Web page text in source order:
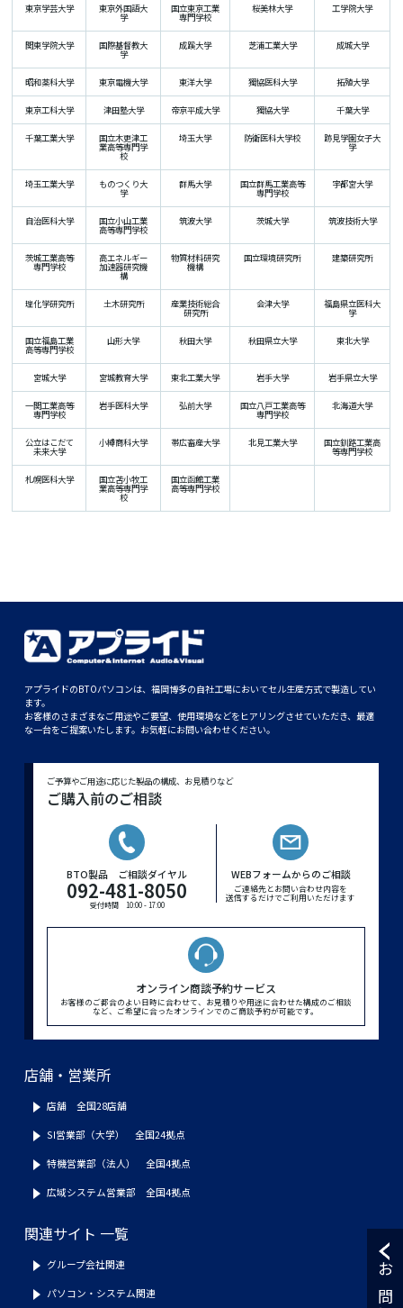
東京学芸大学 東京外国語大
学
国立東京工業
専門学校
桜美林大学 工学院大学
関東学院大学 国際基督教大
学
成蹊大学 芝浦工業大学 成城大学
昭和薬科大学 東京電機大学 東洋大学 獨協医科大学 拓殖大学
東京工科大学 津田塾大学 帝京平成大学 獨協大学 千葉大学
千葉工業大学 国立木更津工
業高等専門学
校
埼玉大学 防衛医科大学校 跡見学園女子大
学
埼玉工業大学 ものつくり大
学
群馬大学 国立群馬工業高等
専門学校
宇都宮大学
自治医科大学 国立小山工業
高等専門学校
筑波大学 茨城大学 筑波技術大学
茨城工業高等
専門学校
高エネルギー
加速器研究機
構
物質材料研究
機構
国立環境研究所 建築研究所
理化学研究所 土木研究所 産業技術総合
研究所
会津大学 福島県立医科大
学
国立福島工業
高等専門学校
山形大学 秋田大学 秋田県立大学 東北大学
宮城大学 宮城教育大学 東北工業大学 岩手大学 岩手県立大学
一関工業高等
専門学校
岩手医科大学 弘前大学 国立八戸工業高等
専門学校
北海道大学
公立はこだて
未来大学
小樽商科大学 帯広畜産大学 北見工業大学 国立釧路工業高
等専門学校
札幌医科大学 国立苫小牧工
業高等専門学
校
国立函館工業
高等専門学校
アプライドのBTOパソコンは、福岡博多の自社工場においてセル生産方式で製造してい
ます。
お客様のさまざまなご用途やご要望、使用環境などをヒアリングさせていただき、最適
な一台をご提案いたします。お気軽にお問い合わせください。
ご予算やご用途に応じた製品の構成、お見積りなど
ご購入前のご相談
BTO製品 ご相談ダイヤル
092-481-8050
受付時間 10:00 - 17:00
WEBフォームからのご相談
ご連絡先とお問い合わせ内容を
送信するだけでご利用いただけます
オンライン商談予約サービス
お客様のご都合のよい日時に合わせて、お見積りや用途に合わせた構成のご相談
など、ご希望に合ったオンラインでのご商談予約が可能です。
店舗・営業所
店舗 全国28店舗
SI営業部（大学） 全国24拠点
特機営業部（法人） 全国4拠点
広域システム営業部 全国4拠点
関連サイト 一覧
グループ会社関連
パソコン・システム関連